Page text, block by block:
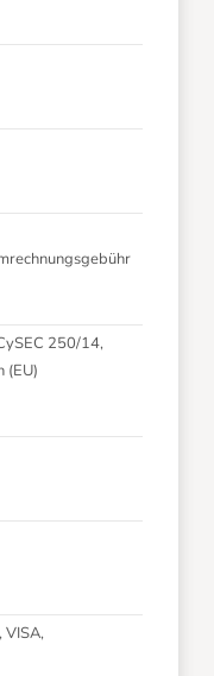
250/14,
(EU)
VISA,